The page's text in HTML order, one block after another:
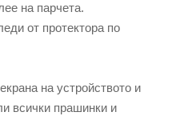
на парчета.
от протектора по
на устройството и
всички прашинки и